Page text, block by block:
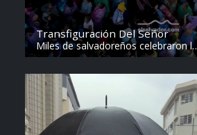
Transfiguración Del Señor
Miles de salvadoreños celebraron la
Transfiguración del Divino Salvador
Steven Anzora